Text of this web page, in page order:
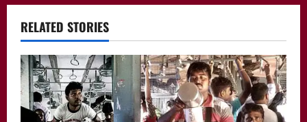
a
v
i
RELATED STORIES